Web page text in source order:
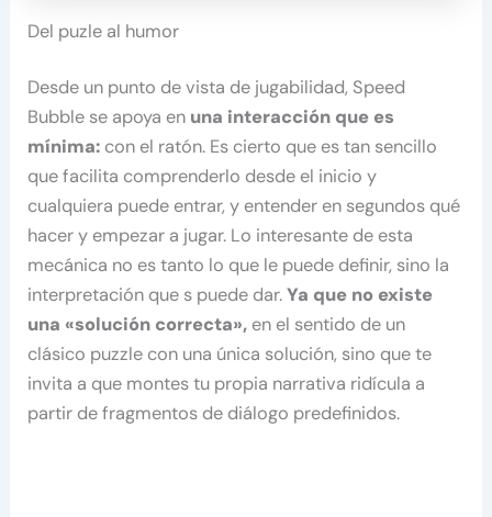
Del puzle al humor
Desde un punto de vista de jugabilidad, Speed
Bubble se apoya en una interacción que es
mínima: con el ratón. Es cierto que es tan sencillo
que facilita comprenderlo desde el inicio y
cualquiera puede entrar, y entender en segundos qué
hacer y empezar a jugar. Lo interesante de esta
mecánica no es tanto lo que le puede definir, sino la
interpretación que s puede dar.Ya que no existe
una «solución correcta», en el sentido de un
clásico puzzle con una única solución, sino que te
invita a que montes tu propia narrativa ridícula a
partir de fragmentos de diálogo predefinidos.